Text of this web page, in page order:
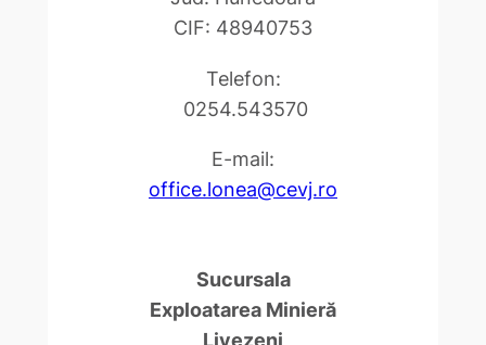
CIF: 48940753
Telefon:
0254.543570
E-mail:
office.lonea@cevj.ro
Sucursala
Exploatarea Minieră
Livezeni